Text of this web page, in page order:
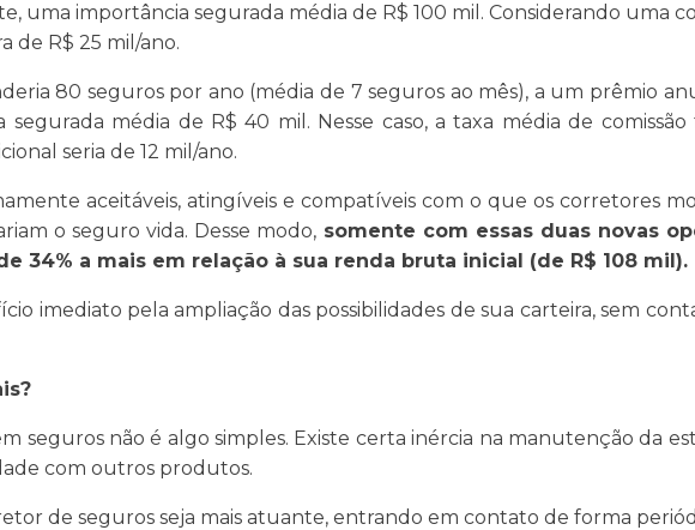
uma importância segurada média de R$ 100 mil. Considerando uma
de R$ 25 mil/ano.
80 seguros por ano (média de 7 seguros ao mês), a um prêmio
média de R$ 40 mil. Nesse caso, a taxa média de comissão
seria de 12 mil/ano.
aceitáveis, atingíveis e compatíveis com o que os corretores
o seguro vida. Desse modo, somente com essas duas novas
34% a mais em relação à sua renda bruta inicial (de R$ 108 mil).
imediato pela ampliação das possibilidades de sua carteira, sem
seguros não é algo simples. Existe certa inércia na manutenção da
com outros produtos.
de seguros seja mais atuante, entrando em contato de forma